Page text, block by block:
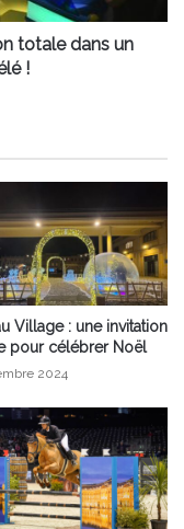
totale dans un
!
Village : une invitation
pour célébrer Noël
2024